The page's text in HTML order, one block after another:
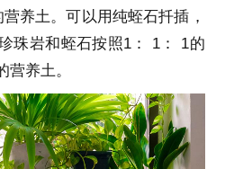
养土。可以用纯蛭石扦插，
珠岩和蛭石按照1： 1： 1的
营养土。